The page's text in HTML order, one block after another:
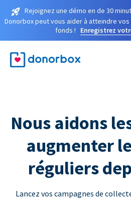
Rejoignez une démo en de 30
Donorbox peut vous aider à atteindre
fonds !
Enregistrez
Nous aidons
augmenter
réguliers
Lancez vos campagnes de